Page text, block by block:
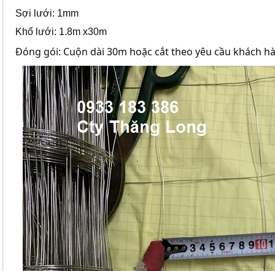
Sợi lưới: 1mm
Khổ lưới: 1.8m x30m
Đóng gói: Cuộn dài 30m hoặc cắt theo yêu cầu khách